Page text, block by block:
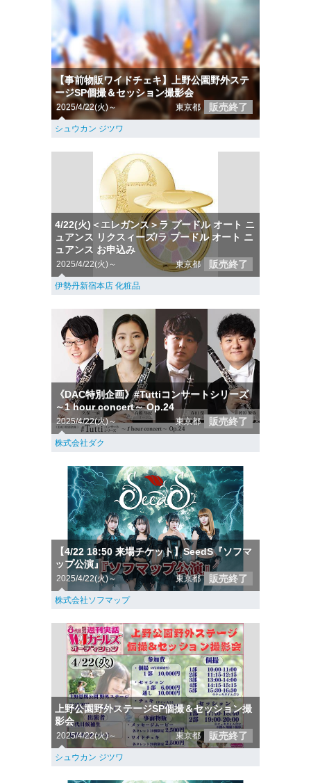
【事前物販ワイドチェキ】上野公園野外ステ
ージSP個撮＆セッション撮影会
2025/4/22(火)～ 東京都 販売終了
シュウカン ジツワ
4/22(火)＜エレガンス＞ラ プードル オート ニ
ュアンス リクスィーズ/ラ プードル オート ニ
ュアンス お申込み
2025/4/22(火)～ 東京都 販売終了
伊勢丹新宿本店 化粧品
《DAC特別企画》#Tuttiコンサートシリーズ
～1 hour concert～ Op.24
2025/4/22(火)～ 東京都 販売終了
株式会社ダク
【4/22 18:50 来場チケット】SeedS『ソフマ
ップ公演』
2025/4/22(火)～ 東京都 販売終了
株式会社ソフマップ
上野公園野外ステージSP個撮＆セッション撮
影会
2025/4/22(火)～ 東京都 販売終了
シュウカン ジツワ